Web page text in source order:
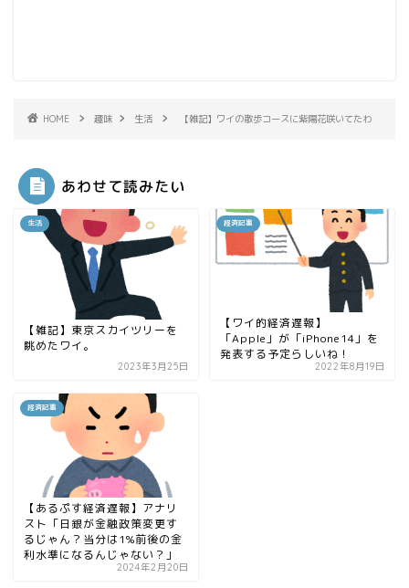
HOME 趣味 生活 【雑記】ワイの散歩コースに紫陽花咲いてたわ
あわせて読みたい
生活
【雑記】東京スカイツリーを
眺めたワイ。
2023年3月25日
経済記事
【ワイ的経済遅報】
「Apple」が「iPhone14」を
発表する予定らしいね！
2022年8月19日
経済記事
【あるぷす経済遅報】アナリ
スト「日銀が金融政策変更す
るじゃん？当分は1%前後の金
利水準になるんじゃない？」
2024年2月20日